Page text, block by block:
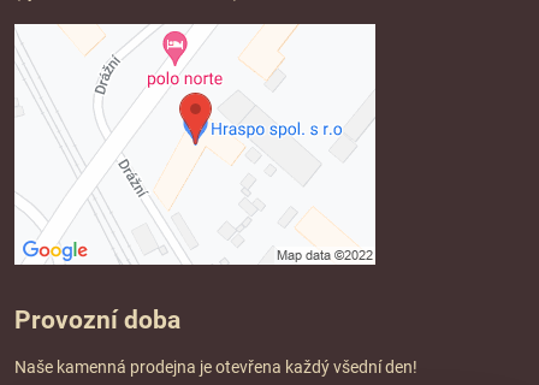
Provozní doba
Naše kamenná prodejna je otevřena každý všední den!